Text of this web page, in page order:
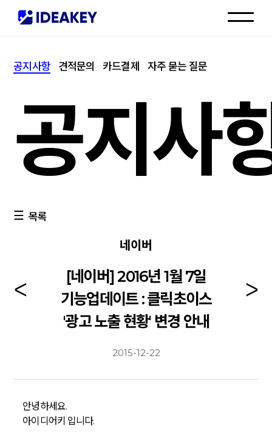
고객센터
공지사항 견적문의 카드결제 자주 묻는 질문
공지사
목록
네이버
[네이버] 2016년 1월 7일
기능업데이트 : 클릭초이스
'광고 노출 현황' 변경 안내
2015-12-22
안녕하세요.
아이디어키 입니다.